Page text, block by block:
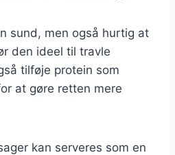
sund, men også hurtig at
den ideel til travle
tilføje protein som
at gøre retten mere
kan serveres som en